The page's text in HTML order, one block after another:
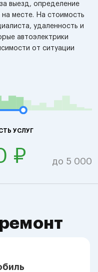
выезд, определение
месте. На стоимость
удаленность и
автоэлектрики
от ситуации
УСЛУГ
₽ до 5 000